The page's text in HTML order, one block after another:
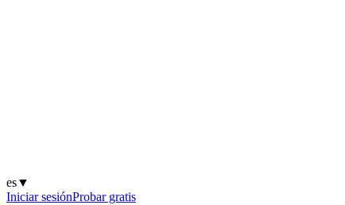
es▼
Iniciar sesiónProbar gratis